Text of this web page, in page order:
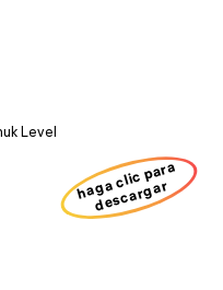
Level
haga clic para
descargar